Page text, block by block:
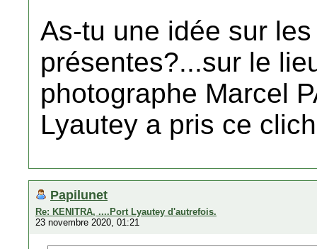
As-tu une idée sur
présentes?...sur le
photographe Marcel
Lyautey a pris ce
Papilunet
Re: KENITRA, ....Port Lyautey d'autrefois.
23 novembre 2020, 01:21